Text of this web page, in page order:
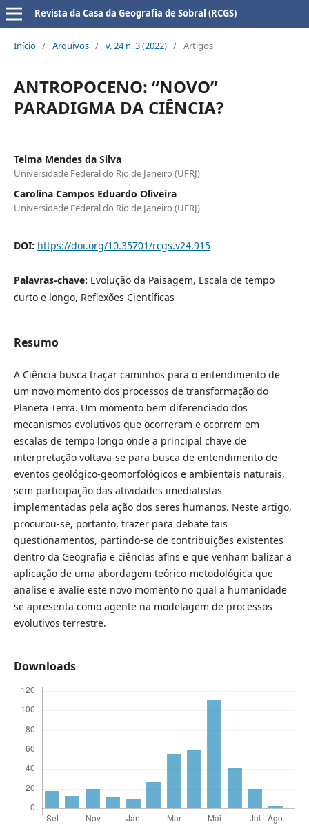
Revista da Casa da Geografia de Sobral (RCGS)
Início / Arquivos / v. 24 n. 3 (2022) / Artigos
ANTROPOCENO: “NOVO”
PARADIGMA DA CIÊNCIA?
Telma Mendes da Silva
Universidade Federal do Rio de Janeiro (UFRJ)
Carolina Campos Eduardo Oliveira
Universidade Federal do Rio de Janeiro (UFRJ)
DOI: https://doi.org/10.35701/rcgs.v24.915
Palavras-chave: Evolução da Paisagem, Escala de tempo
curto e longo, Reflexões Científicas
Resumo
A Ciência busca traçar caminhos para o entendimento de
um novo momento dos processos de transformação do
Planeta Terra. Um momento bem diferenciado dos
mecanismos evolutivos que ocorreram e ocorrem em
escalas de tempo longo onde a principal chave de
interpretação voltava-se para busca de entendimento de
eventos geológico-geomorfológicos e ambientais naturais,
sem participação das atividades imediatistas
implementadas pela ação dos seres humanos. Neste artigo,
procurou-se, portanto, trazer para debate tais
questionamentos, partindo-se de contribuições existentes
dentro da Geografia e ciências afins e que venham balizar a
aplicação de uma abordagem teórico-metodológica que
analise e avalie este novo momento no qual a humanidade
se apresenta como agente na modelagem de processos
evolutivos terrestre.
Downloads